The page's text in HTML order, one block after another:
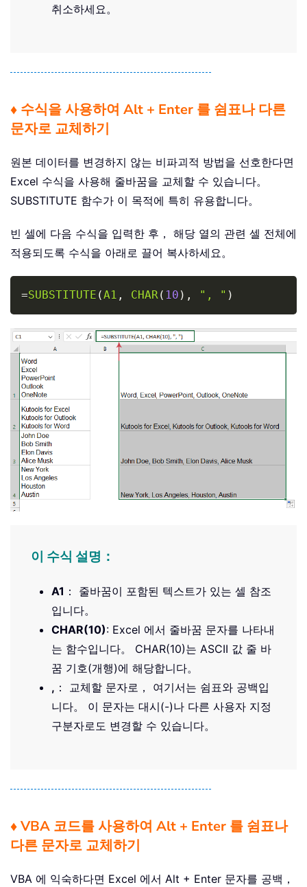
취소하세요。
♦ 수식을 사용하여 Alt + Enter 를 쉼표나 다른
문자로 교체하기
원본 데이터를 변경하지 않는 비파괴적 방법을 선호한다면
Excel 수식을 사용해 줄바꿈을 교체할 수 있습니다。
SUBSTITUTE 함수가 이 목적에 특히 유용합니다。
빈 셀에 다음 수식을 입력한 후， 해당 열의 관련 셀 전체에
적용되도록 수식을 아래로 끌어 복사하세요。
=SUBSTITUTE (A1 , CHAR ( 10 ) , ", " )
이 수식 설명：
A1 ： 줄바꿈이 포함된 텍스트가 있는 셀 참조
입니다。
CHAR(10): Excel 에서 줄바꿈 문자를 나타내
는 함수입니다。 CHAR(10)는 ASCII 값 줄 바
꿈 기호(개행)에 해당합니다。
, ： 교체할 문자로， 여기서는 쉼표와 공백입
니다。 이 문자는 대시(-)나 다른 사용자 지정
구분자로도 변경할 수 있습니다。
♦ VBA 코드를 사용하여 Alt + Enter 를 쉼표나
다른 문자로 교체하기
VBA 에 익숙하다면 Excel 에서 Alt + Enter 문자를 공백，